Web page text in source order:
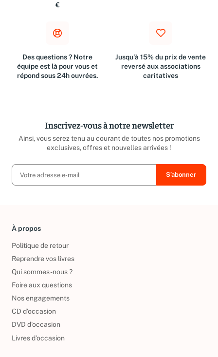
€
Des questions ? Notre
équipe est là pour vous et
répond sous 24h ouvrées.
Jusqu'à 15% du prix de vente
reversé aux associations
caritatives
Inscrivez-vous à notre newsletter
Ainsi, vous serez tenu au courant de toutes nos promotions
exclusives, offres et nouvelles arrivées !
À propos
Politique de retour
Reprendre vos livres
Qui sommes-nous ?
Foire aux questions
Nos engagements
CD d'occasion
DVD d'occasion
Livres d’occasion